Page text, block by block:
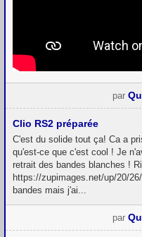
par
Clio RS2 préparée
C'est du solide tout ça! Ca a
qu'est-ce que c'est cool ! Je
retrait des bandes blanches !
https://zupimages.net/up/20/
bandes mais j'ai...
par